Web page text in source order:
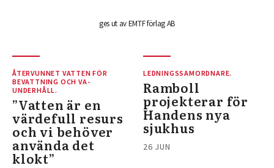
ges ut av EMTF förlag AB
ÅTERVUNNET VATTEN FÖR
BEVATTNING OCH VA-
UNDERHÅLL.
”Vatten är en
värdefull resurs
och vi behöver
använda det
klokt”
LEDNINGSSAMORDNARE.
Ramboll
projekterar för
Handens nya
sjukhus
26 JUN